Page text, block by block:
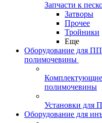
Запчасти к
Затворы
Прочее
Тройники
Еще
Оборудование для
полимочевины
полимочевины
Установки для
Оборудование для